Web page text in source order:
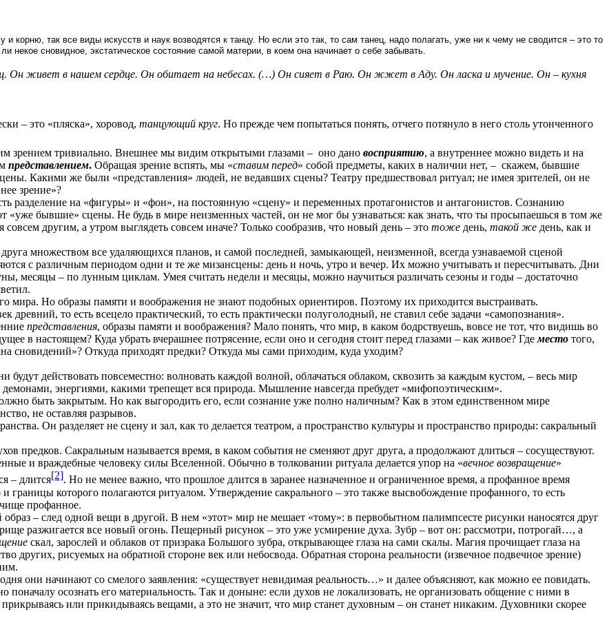
и корню, так все виды искусств и наук возводятся к танцу. Но если это так, то сам танец, надо полагать, уже ни к чему не сводится – это то
ли некое сновидное, экстатическое состояние самой материи, в коем она начинает о себе забывать.
Он живет в нашем сердце. Он обитает на небесах. (…) Он сияет в Раю. Он жжет в Аду. Он ласка и мучение. Он – кухня
– это «пляска», хоровод, танцующий круг. Но прежде чем попытаться понять, отчего потянуло в него столь утонченного
зрением тривиально. Внешнее мы видим открытыми глазами – оно дано восприятию, а внутреннее можно видеть и на
представлением. Обращая зрение вспять, мы «ставим перед» собой предметы, каких в наличии нет, – скажем, бывшие
Какими же были «представления» людей, не ведавших сцены? Театру предшествовал ритуал; не имея зрителей, он не
зрение»?
разделение на «фигуры» и «фон», на постоянную «сцену» и переменных протагонистов и антагонистов. Сознанию
«уже бывшие» сцены. Не будь в мире неизменных частей, он не мог бы узнаваться: как знать, что ты просыпаешься в том же
другим, а утром выглядеть совсем иначе? Только сообразив, что новый день – это тоже день, такой же день, как и
множеством все удаляющихся планов, и самой последней, замыкающей, неизменной, всегда узнаваемой сценой
с различным периодом одни и те же мизансцены: день и ночь, утро и вечер. Их можно учитывать и пересчитывать. Дни
месяцы – по лунным циклам. Умея считать недели и месяцы, можно научиться различать сезоны и годы – достаточно
мира. Но образы памяти и воображения не знают подобных ориентиров. Поэтому их приходится выстраивать.
древний, то есть всецело практический, то есть практически полуголодный, не ставил себе задачи «самопознания».
представления, образы памяти и воображения? Мало понять, что мир, в каком бодрствуешь, вовсе не тот, что видишь во
в настоящем? Куда убрать вчерашнее потрясение, если оно и сегодня стоит перед глазами – как живое? Гдеместо того,
сновидений»? Откуда приходят предки? Откуда мы сами приходим, куда уходим?
будут действовать повсеместно: волновать каждой волной, облачаться облаком, сквозить за каждым кустом, – весь мир
энергиями, какими трепещет вся природа. Мышление навсегда пребудет «мифопоэтическим».
быть закрытым. Но как выгородить его, если сознание уже полно наличным? Как в этом единственном мире
не оставляя разрывов.
Он разделяет не сцену и зал, как то делается театром, а пространство культуры и пространство природы: сакральный
предков. Сакральным называется время, в каком события не сменяют друг друга, а продолжают длиться – сосуществуют.
и враждебные человеку силы Вселенной. Обычно в толковании ритуала делается упор на «вечное возвращение»
– длится[2]. Но не менее важно, что прошлое длится в заранее назначенное и ограниченное время, а профанное время
границы которого полагаются ритуалом. Утверждение сакрального – это также высвобождение профанного, то есть
профанное.
образ – след одной вещи в другой. В нем «этот» мир не мешает «тому»: в первобытном палимпсесте рисунки наносятся друг
разжигается все новый огонь. Пещерный рисунок – это уже усмирение духа. Зубр – вот он: рассмотри, потрогай…, а
скал, зарослей и облаков от призрака Большого зубра, открывающее глаза на сами скалы. Магия прочищает глаза на
других, рисуемых на обратной стороне век или небосвода. Обратная сторона реальности (извечное подвечное зрение)
они начинают со смелого заявления: «существует невидимая реальность…» и далее объясняют, как можно ее повидать.
осознать его материальность. Так и доныне: если духов не локализовать, не организовать общение с ними в
или прикидываясь вещами, а это не значит, что мир станет духовным – он станет никаким. Духовники скорее